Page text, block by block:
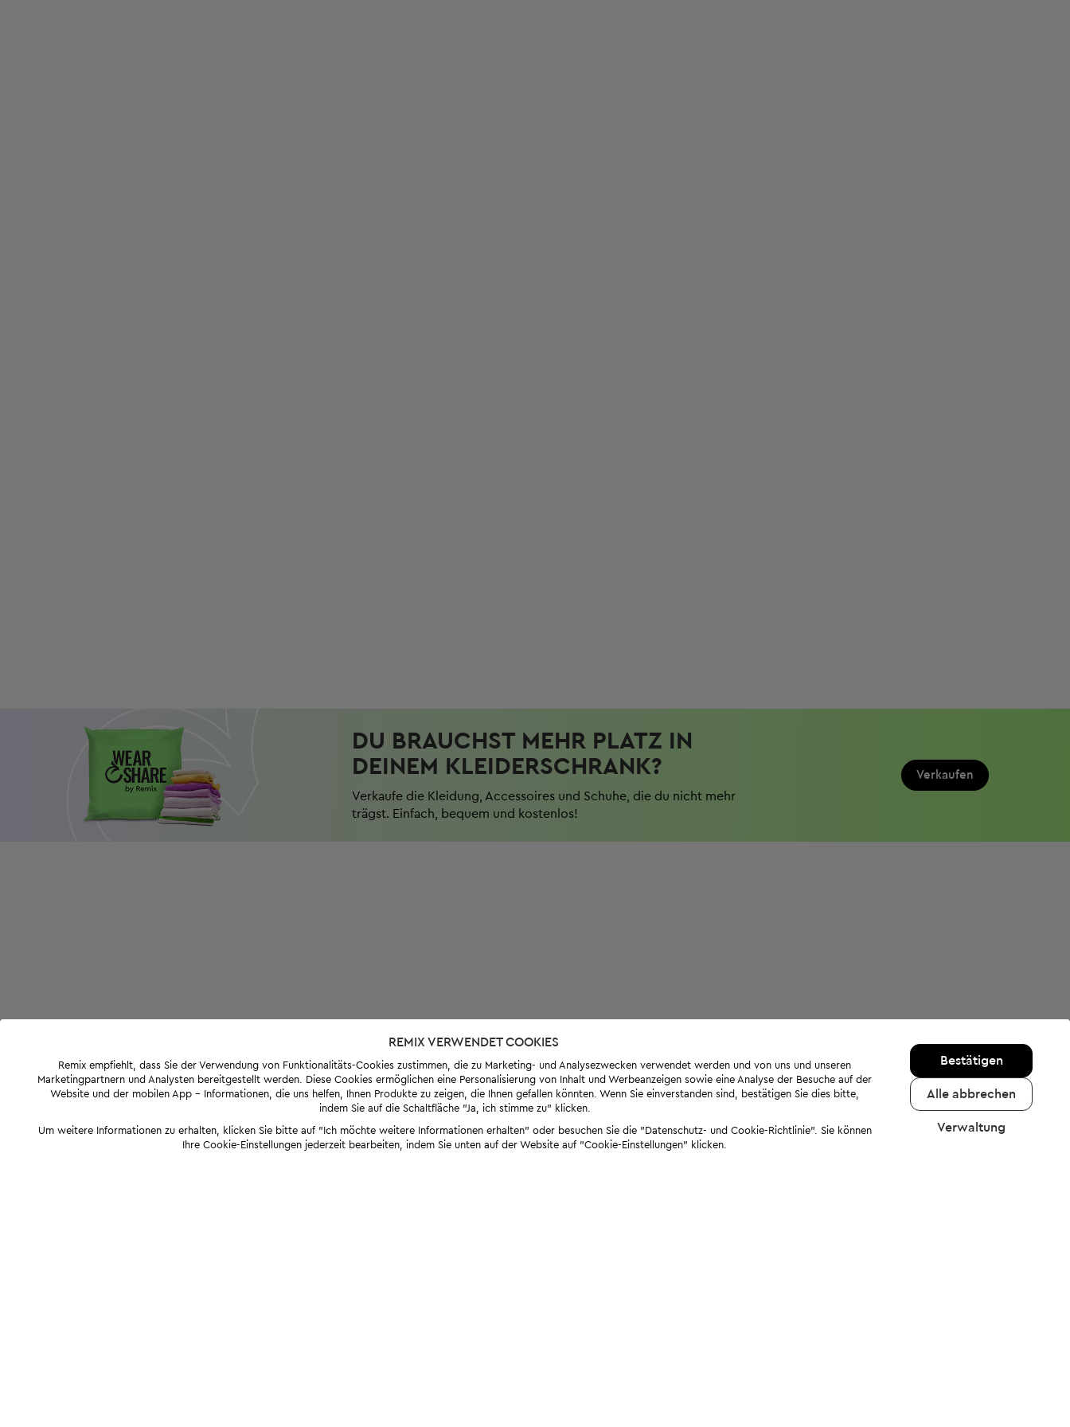
DU BRAUCHST MEHR PLATZ IN
DEINEM KLEIDERSCHRANK?
Verkaufe die Kleidung, Accessoires und Schuhe, die du nicht mehr
trägst. Einfach, bequem und kostenlos!
Verkaufen
REMIX VERWENDET COOKIES
Remix empfiehlt, dass Sie der Verwendung von Funktionalitäts-Cookies zustimmen, die zu Marketing- und Analysezwecken verwendet werden und von uns und unseren
Marketingpartnern und Analysten bereitgestellt werden. Diese Cookies ermöglichen eine Personalisierung von Inhalt und Werbeanzeigen sowie eine Analyse der Besuche auf der
Website und der mobilen App - Informationen, die uns helfen, Ihnen Produkte zu zeigen, die Ihnen gefallen könnten. Wenn Sie einverstanden sind, bestätigen Sie dies bitte,
indem Sie auf die Schaltfläche "Ja, ich stimme zu" klicken.
Um weitere Informationen zu erhalten, klicken Sie bitte auf "Ich möchte weitere Informationen erhalten" oder besuchen Sie die "Datenschutz- und Cookie-Richtlinie". Sie können
Ihre Cookie-Einstellungen jederzeit bearbeiten, indem Sie unten auf der Website auf "Cookie-Einstellungen" klicken.
Bestätigen
Alle abbrechen
Verwaltung